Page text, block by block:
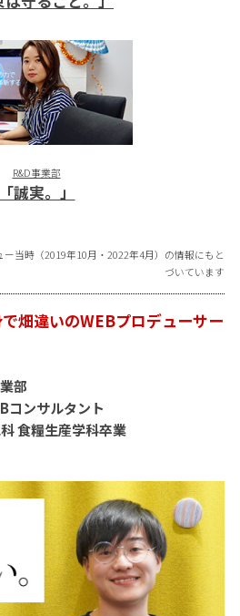
R&D事業部
「誠実。」
当時（2019年10月・2022年4月）の情報にもと
づいています
畑違いのWEBプロデューサー
部
コンサルタント
食糧生産学科卒業